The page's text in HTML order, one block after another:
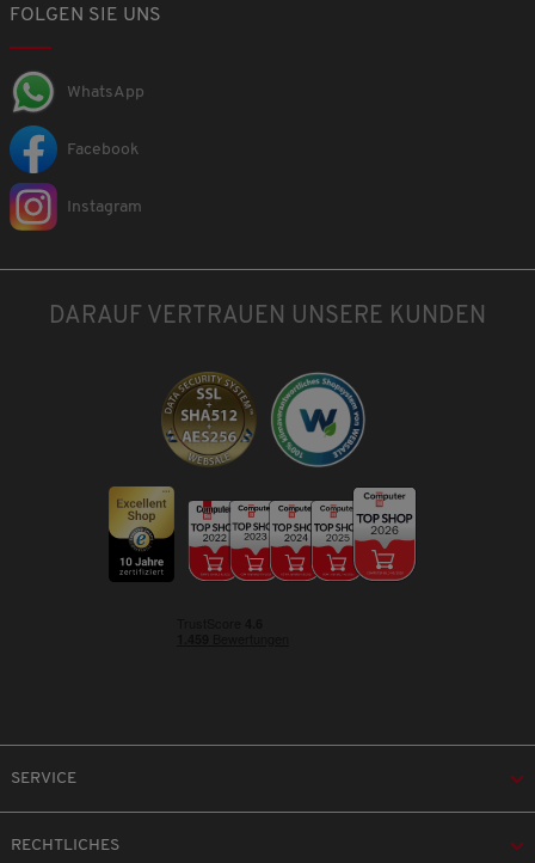
FOLGEN SIE UNS
WhatsApp
Facebook
Instagram
DARAUF VERTRAUEN UNSERE KUNDEN
SERVICE
RECHTLICHES